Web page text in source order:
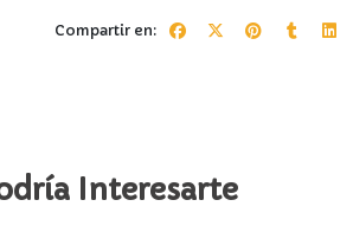
Compartir en:
Interesarte